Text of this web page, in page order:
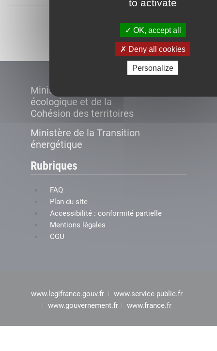
to activate
OK, accept all
Deny all cookies
Personalize
Ministère de la Transition
écologique et de la
Cohésion des territoires
Ministère de la Transition
énergétique
Rubriques
FAQ
Plan du site
Accessibilité : conformité partielle
Mentions légales
CGU
www.legifrance.gouv.fr
www.service-public.fr
www.gouvernement.fr
www.france.fr